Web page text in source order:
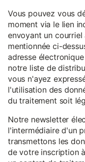
Vous pouvez vous
moment via le lien
envoyant un courriel
mentionnée ci-
adresse
notre liste de
vous n'ayez
l'utilisation des
du traitement soit
Notre newsletter
l'intermédiaire d'un
transmettons les
de votre inscription